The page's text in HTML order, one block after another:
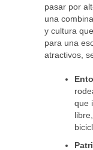
pasar por
una
y cultura
para una
atractivos,
que